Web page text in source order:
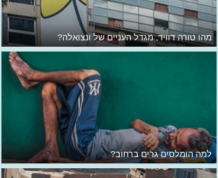
מהו טורה דוויד, מגדל העניים של ונצואלה?
למה הומלסים גרים ברחוב?